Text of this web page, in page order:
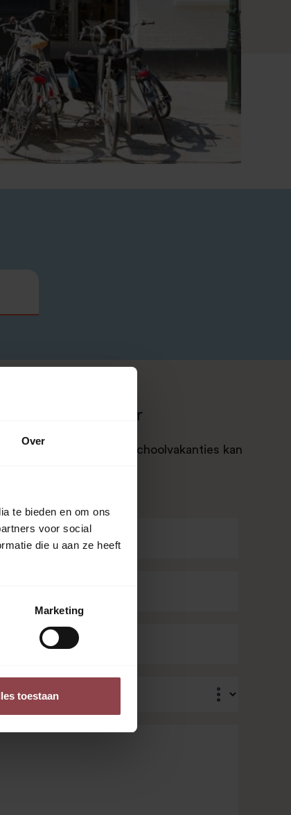
Over
te bieden en om ons
voor social
die u aan ze heeft
Marketing
toestaan
contactformulier
(op werkdagen). In de schoolvakanties kan